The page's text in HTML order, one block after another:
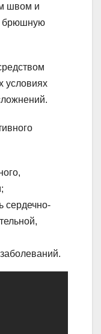
швом и
брюшную
условиях
сердечно-